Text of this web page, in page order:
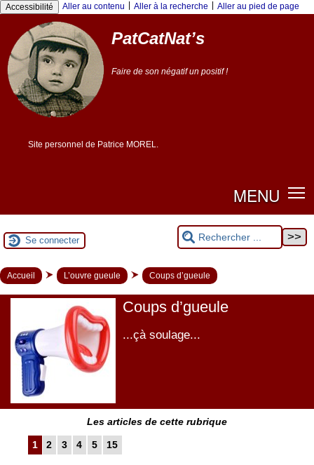
Accessibilité Aller au contenu Aller à la recherche Aller au pied de page
PatCatNat’s
Faire de son négatif un positif !
Site personnel de Patrice MOREL.
MENU
Se connecter
Accueil L’ouvre gueule Coups d’gueule
Coups d’gueule
...çà soulage...
Les articles de cette rubrique
1 2 3 4 5 15